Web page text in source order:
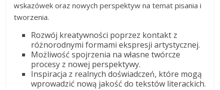
wskazówek oraz nowych perspektyw na temat pisania i
tworzenia.
Rozwój kreatywności poprzez kontakt z
różnorodnymi formami ekspresji artystycznej.
Możliwość spojrzenia na własne twórcze
procesy z nowej perspektywy.
Inspiracja z realnych doświadczeń, które mogą
wprowadzić nową jakość do tekstów literackich.